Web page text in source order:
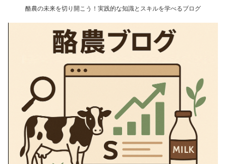
酪農の未来を切り開こう！実践的な知識とスキルを学べるブログ